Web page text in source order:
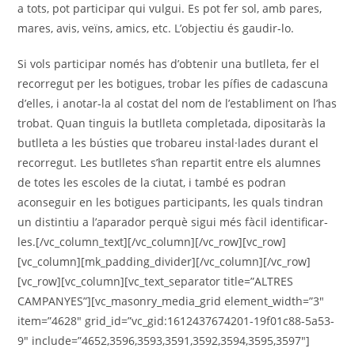
a tots, pot participar qui vulgui. Es pot fer sol, amb pares,
mares, avis, veïns, amics, etc. L’objectiu és gaudir-lo.
Si vols participar només has d’obtenir una butlleta, fer el
recorregut per les botigues, trobar les pífies de cadascuna
d’elles, i anotar-la al costat del nom de l’establiment on l’has
trobat. Quan tinguis la butlleta completada, dipositaràs la
butlleta a les bústies que trobareu instal·lades durant el
recorregut. Les butlletes s’han repartit entre els alumnes
de totes les escoles de la ciutat, i també es podran
aconseguir en les botigues participants, les quals tindran
un distintiu a l’aparador perquè sigui més fàcil identificar-
les.[/vc_column_text][/vc_column][/vc_row][vc_row]
[vc_column][mk_padding_divider][/vc_column][/vc_row]
[vc_row][vc_column][vc_text_separator title=”ALTRES
CAMPANYES”][vc_masonry_media_grid element_width=”3″
item=”4628″ grid_id=”vc_gid:1612437674201-19f01c88-5a53-
9″ include=”4652,3596,3593,3591,3592,3594,3595,3597″]